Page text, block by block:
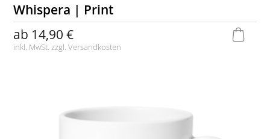
Whispera | Print
ab 14,90 €
inkl. MwSt. zzgl.Versandkosten